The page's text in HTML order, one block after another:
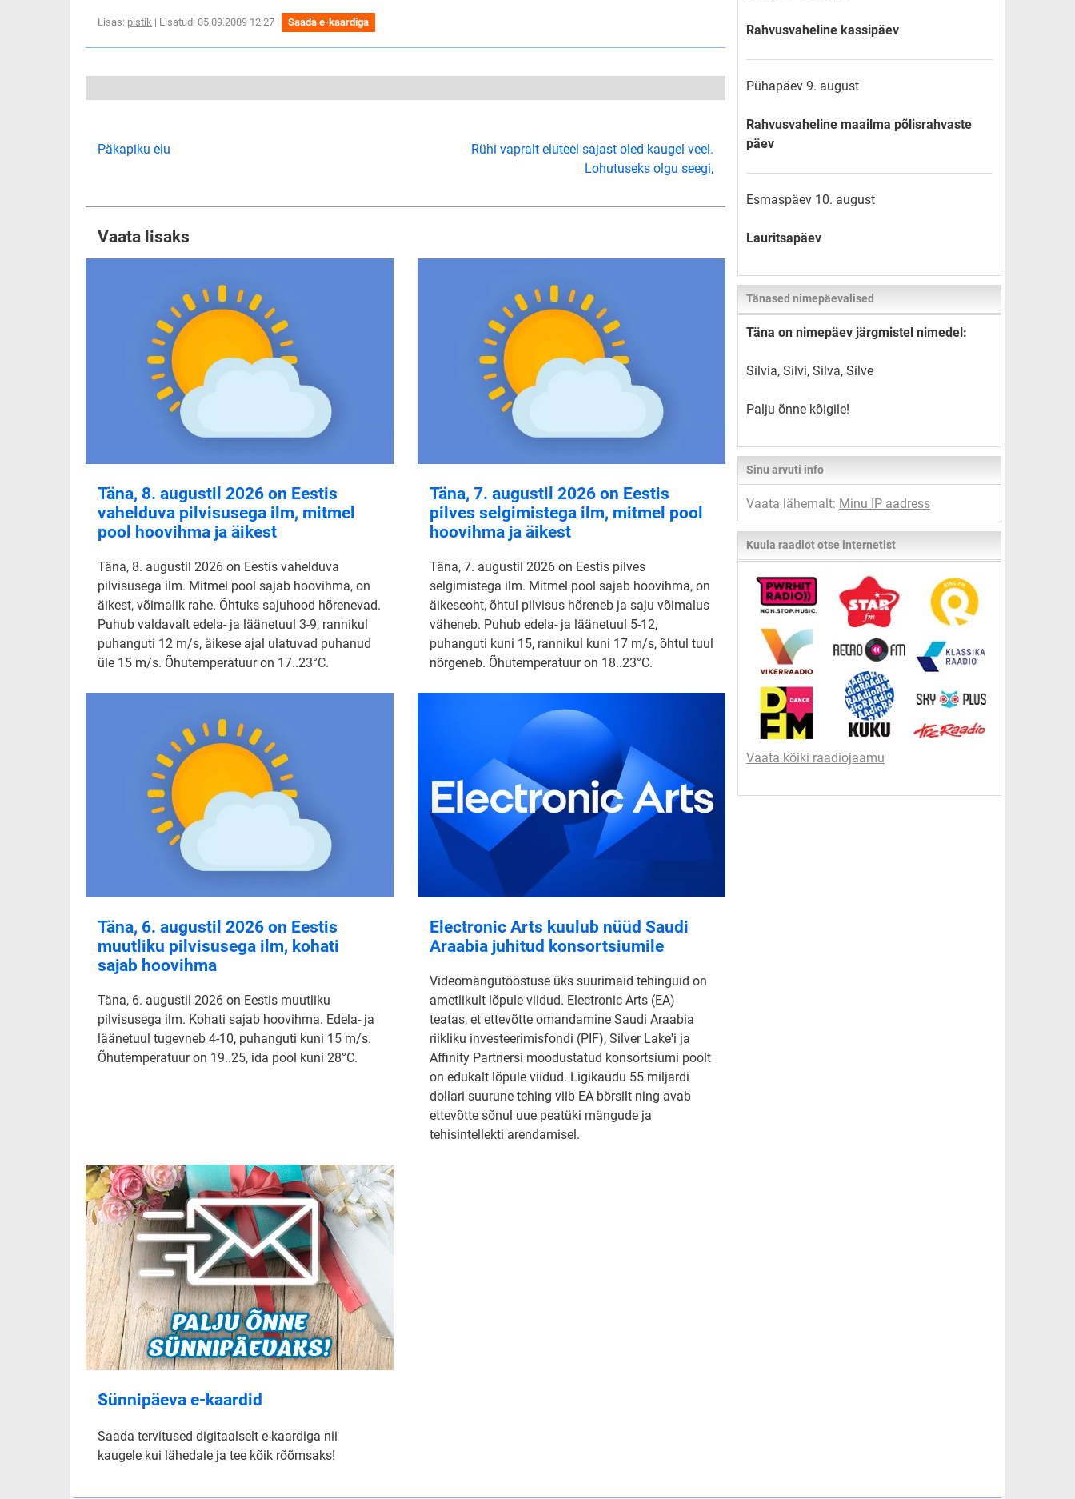
Lisas: pistik | Lisatud: 05.09.2009 12:27 | Saada e-kaardiga
Päkapiku elu
Rühi vapralt eluteel sajast oled kaugel veel.
Lohutuseks olgu seegi,
Vaata lisaks
Täna, 8. augustil 2026 on Eestis
vahelduva pilvisusega ilm, mitmel
pool hoovihma ja äikest
Täna, 8. augustil 2026 on Eestis vahelduva
pilvisusega ilm. Mitmel pool sajab hoovihma, on
äikest, võimalik rahe. Õhtuks sajuhood hõrenevad.
Puhub valdavalt edela- ja läänetuul 3-9, rannikul
puhanguti 12 m/s, äikese ajal ulatuvad puhanud
üle 15 m/s. Õhutemperatuur on 17..23°C.
Täna, 7. augustil 2026 on Eestis
pilves selgimistega ilm, mitmel pool
hoovihma ja äikest
Täna, 7. augustil 2026 on Eestis pilves
selgimistega ilm. Mitmel pool sajab hoovihma, on
äikeseoht, õhtul pilvisus hõreneb ja saju võimalus
väheneb. Puhub edela- ja läänetuul 5-12,
puhanguti kuni 15, rannikul kuni 17 m/s, õhtul tuul
nõrgeneb. Õhutemperatuur on 18..23°C.
Täna, 6. augustil 2026 on Eestis
muutliku pilvisusega ilm, kohati
sajab hoovihma
Täna, 6. augustil 2026 on Eestis muutliku
pilvisusega ilm. Kohati sajab hoovihma. Edela- ja
läänetuul tugevneb 4-10, puhanguti kuni 15 m/s.
Õhutemperatuur on 19..25, ida pool kuni 28°C.
Electronic Arts kuulub nüüd Saudi
Araabia juhitud konsortsiumile
Videomängutööstuse üks suurimaid tehinguid on
ametlikult lõpule viidud. Electronic Arts (EA)
teatas, et ettevõtte omandamine Saudi Araabia
riikliku investeerimisfondi (PIF), Silver Lake'i ja
Affinity Partnersi moodustatud konsortsiumi poolt
on edukalt lõpule viidud. Ligikaudu 55 miljardi
dollari suurune tehing viib EA börsilt ning avab
ettevõtte sõnul uue peatüki mängude ja
tehisintellekti arendamisel.
Sünnipäeva e-kaardid
Saada tervitused digitaalselt e-kaardiga nii
kaugele kui lähedale ja tee kõik rõõmsaks!
Rahvusvaheline kassipäev
Pühapäev 9. august
Rahvusvaheline maailma põlisrahvaste
päev
Esmaspäev 10. august
Lauritsapäev
Tänased nimepäevalised
Täna on nimepäev järgmistel nimedel:
Silvia, Silvi, Silva, Silve
Palju õnne kõigile!
Sinu arvuti info
Vaata lähemalt: Minu IP aadress
Kuula raadiot otse internetist
Vaata kõiki raadiojaamu